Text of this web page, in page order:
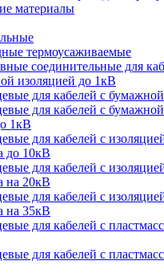
материалы
термоусаживаемые
соединительные для
изоляцией до 1кВ
для кабелей с
для кабелей с
1кВ
для кабелей с
до 10кВ
для кабелей с
на 20кВ
для кабелей с
на 35кВ
для кабелей с
для кабелей с